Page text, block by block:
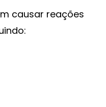
causar reações